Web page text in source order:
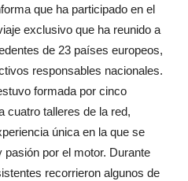
que ha participado en el
exclusivo que ha reunido a
de 23 países europeos,
responsables nacionales.
formada por cinco
cuatro talleres de la red,
única en la que se
por el motor. Durante
recorrieron algunos de